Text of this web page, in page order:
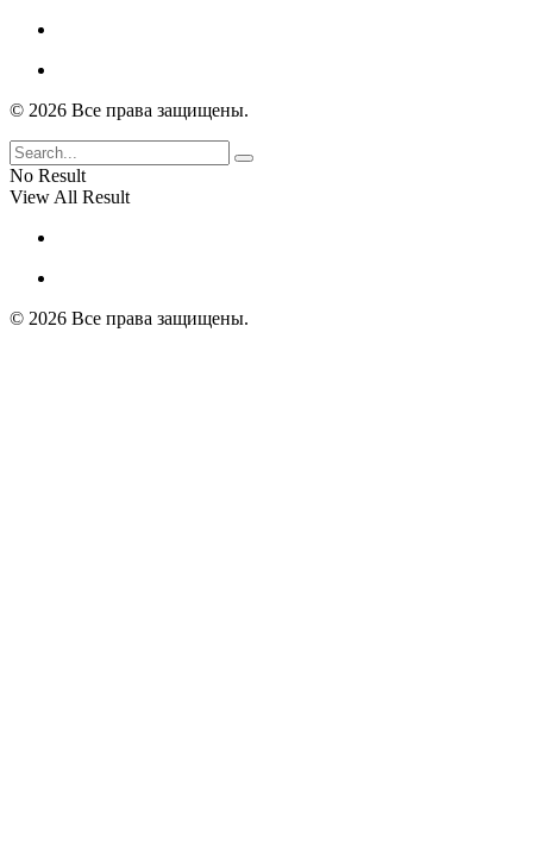
© 2026 Все права защищены.
No Result
View All Result
© 2026 Все права защищены.